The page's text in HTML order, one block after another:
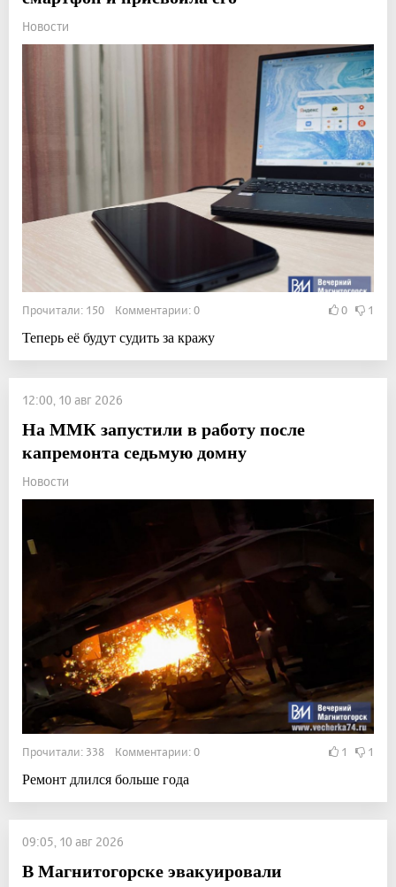
Новости
Прочитали: 150 Комментарии: 0 0 1
Теперь её будут судить за кражу
12:00, 10 авг 2026
На ММК запустили в работу после
капремонта седьмую домну
Новости
Прочитали: 338 Комментарии: 0 1 1
Ремонт длился больше года
09:05, 10 авг 2026
В Магнитогорске эвакуировали